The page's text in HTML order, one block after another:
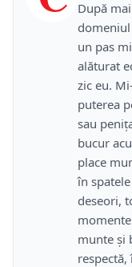
După
un pas
alăturat
zic eu.
puterea
sau
bucur
place
în
deseori,
munte şi
respectă,